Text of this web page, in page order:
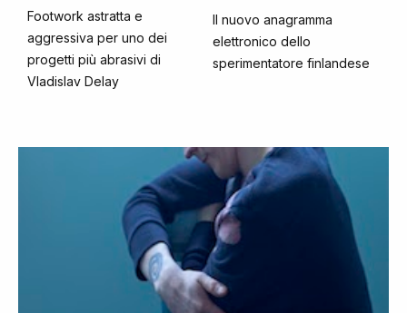
Footwork astratta e
aggressiva per uno dei
progetti più abrasivi di
Vladislav Delay
Il nuovo anagramma
elettronico dello
sperimentatore finlandese